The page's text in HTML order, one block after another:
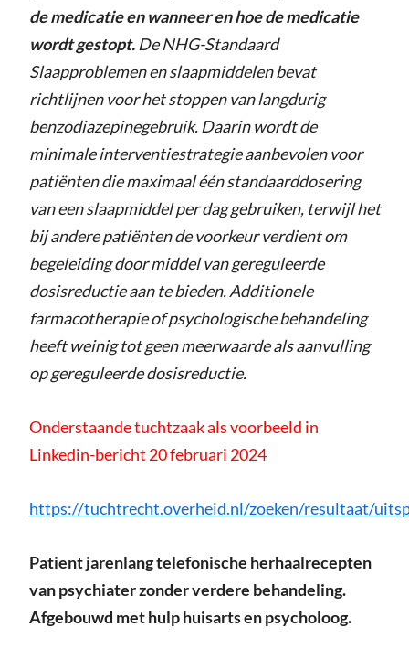
de medicatie en wanneer en hoe de medicatie
wordt gestopt.De NHG-Standaard
Slaapproblemen en slaapmiddelen bevat
richtlijnen voor het stoppen van langdurig
benzodiazepinegebruik. Daarin wordt de
minimale interventiestrategie aanbevolen voor
patiënten die maximaal één standaarddosering
van een slaapmiddel per dag gebruiken, terwijl het
bij andere patiënten de voorkeur verdient om
begeleiding door middel van gereguleerde
dosisreductie aan te bieden. Additionele
farmacotherapie of psychologische behandeling
heeft weinig tot geen meerwaarde als aanvulling
op gereguleerde dosisreductie.
Onderstaande tuchtzaak als voorbeeld in
Linkedin-bericht 20 februari 2024
https://tuchtrecht.overheid.nl/zoeken/resultaat/
Patient jarenlang telefonische herhaalrecepten
van psychiater zonder verdere behandeling.
Afgebouwd met hulp huisarts en psycholoog.